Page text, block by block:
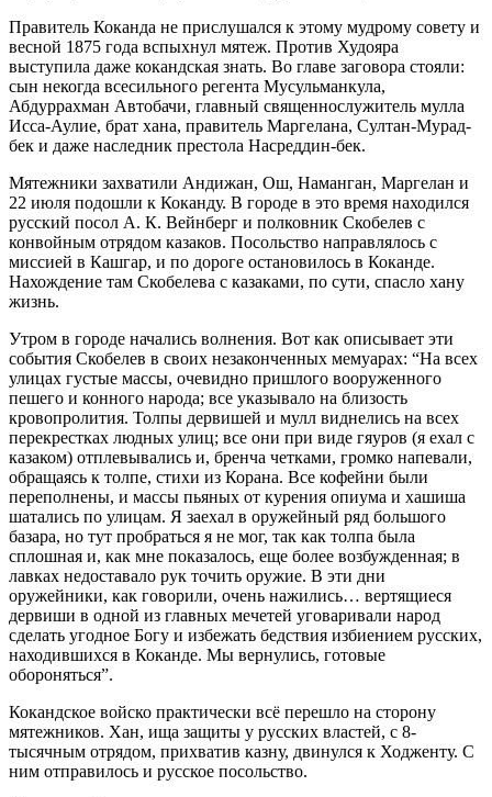
Правитель Коканда не прислушался к этому мудрому совету и
весной 1875 года вспыхнул мятеж. Против Худояра
выступила даже кокандская знать. Во главе заговора стояли:
сын некогда всесильного регента Мусульманкула,
Абдуррахман Автобачи, главный священнослужитель мулла
Исса-Аулие, брат хана, правитель Маргелана, Султан-Мурад-
бек и даже наследник престола Насреддин-бек.
Мятежники захватили Андижан, Ош, Наманган, Маргелан и
22 июля подошли к Коканду. В городе в это время находился
русский посол А. К. Вейнберг и полковник Скобелев с
конвойным отрядом казаков. Посольство направлялось с
миссией в Кашгар, и по дороге остановилось в Коканде.
Нахождение там Скобелева с казаками, по сути, спасло хану
жизнь.
Утром в городе начались волнения. Вот как описывает эти
события Скобелев в своих незаконченных мемуарах: “На всех
улицах густые массы, очевидно пришлого вооруженного
пешего и конного народа; все указывало на близость
кровопролития. Толпы дервишей и мулл виднелись на всех
перекрестках людных улиц; все они при виде гяуров (я ехал с
казаком) отплевывались и, бренча четками, громко напевали,
обращаясь к толпе, стихи из Корана. Все кофейни были
переполнены, и массы пьяных от курения опиума и хашиша
шатались по улицам. Я заехал в оружейный ряд большого
базара, но тут пробраться я не мог, так как толпа была
сплошная и, как мне показалось, еще более возбужденная; в
лавках недоставало рук точить оружие. В эти дни
оружейники, как говорили, очень нажились… вертящиеся
дервиши в одной из главных мечетей уговаривали народ
сделать угодное Богу и избежать бедствия избиением русских,
находившихся в Коканде. Мы вернулись, готовые
обороняться”.
Кокандское войско практически всё перешло на сторону
мятежников. Хан, ища защиты у русских властей, с 8-
тысячным отрядом, прихватив казну, двинулся к Ходженту. С
ним отправилось и русское посольство.